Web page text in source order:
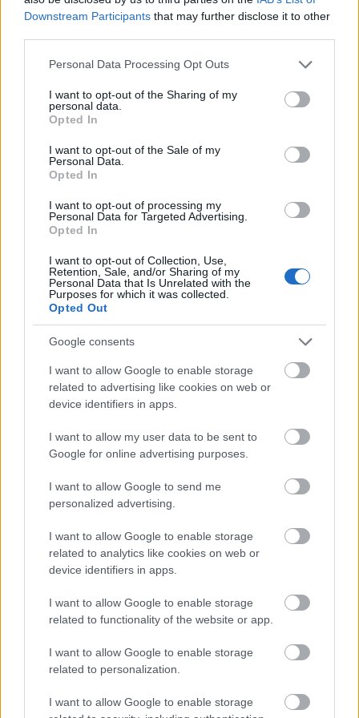
Downstream Participants that may further disclose it to other
Please note that this website/app uses one or more Google
not limited to your visit or usage behaviour. You may click to
grant or deny consent to Google and its third-party tags to
use your data for below specified purposes in below Google
consent section.
Personal Data Processing Opt Outs
I want to opt-out of the Sharing of my
personal data.
Opted In
I want to opt-out of the Sale of my
Personal Data.
Opted In
I want to opt-out of processing my
Personal Data for Targeted Advertising.
Opted In
I want to opt-out of Collection, Use,
Retention, Sale, and/or Sharing of my
Personal Data that Is Unrelated with the
Purposes for which it was collected.
Opted Out
Google consents
I want to allow Google to enable storage
related to advertising like cookies on web or
device identifiers in apps.
I want to allow my user data to be sent to
Google for online advertising purposes.
I want to allow Google to send me
personalized advertising.
I want to allow Google to enable storage
related to analytics like cookies on web or
device identifiers in apps.
I want to allow Google to enable storage
related to functionality of the website or app.
I want to allow Google to enable storage
related to personalization.
I want to allow Google to enable storage
Iránytű az úthoz
NeuroHarmonia2020
A szemléletünket bemutató posztban már megjelent
egyszer ez az idézet, most azonban visszatérnénk rá
még egy rövid gondolatsor erejéig, mert a vándorlás
motívuma összekapcsolódhat a türelmes, a kíváncsi,
a felfedező, a kincskereső - átvitt vagy konkrét
értelmű - attitűddel is. Mennyi regényt,…
“Felnőttként egy olyan felnőtt-
felnőtt interakcióban, amelyet a
lehetőségünk nyílik pozitív
tapasztalatot szerezni az egészséges,
partneri kapcsolódásról"
kapcsolatról és a felnőttként, tudatosan és